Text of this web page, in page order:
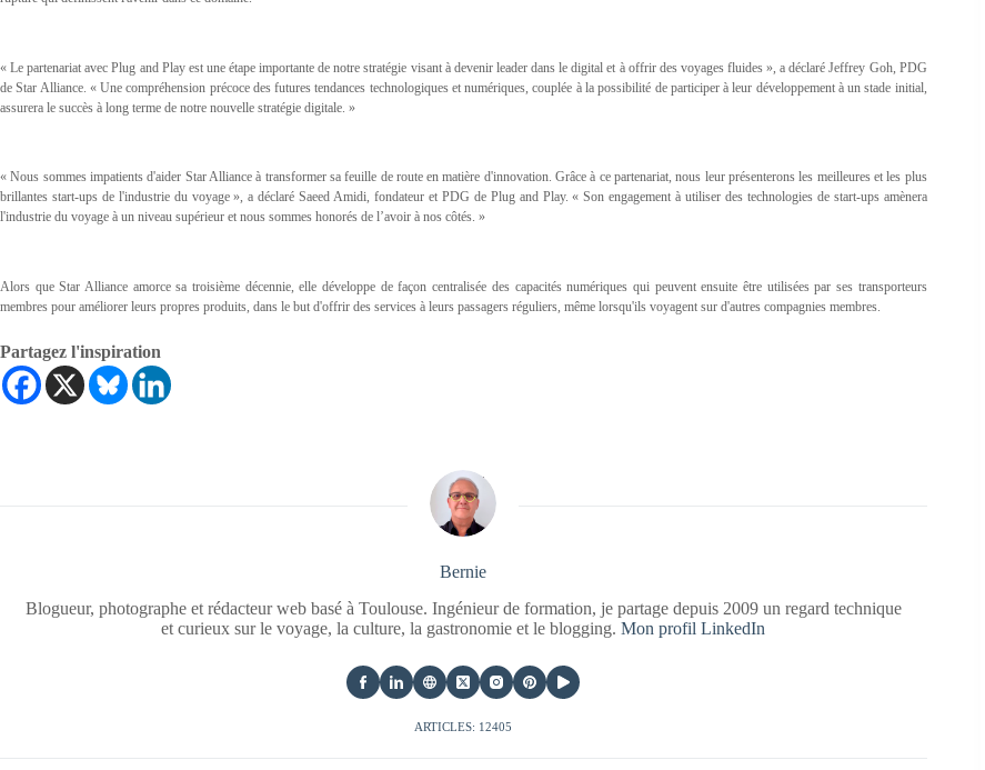
« Le partenariat avec Plug and Play est une étape importante de notre stratégie visant à devenir leader dans le digital et à offrir des voyages fluides », a déclaré Jeffrey Goh, PDG
de Star Alliance. « Une compréhension précoce des futures tendances technologiques et numériques, couplée à la possibilité de participer à leur développement à un stade initial,
assurera le succès à long terme de notre nouvelle stratégie digitale. »
« Nous sommes impatients d'aider Star Alliance à transformer sa feuille de route en matière d'innovation. Grâce à ce partenariat, nous leur présenterons les meilleures et les plus
brillantes start-ups de l'industrie du voyage », a déclaré Saeed Amidi, fondateur et PDG de Plug and Play. « Son engagement à utiliser des technologies de start-ups amènera
l'industrie du voyage à un niveau supérieur et nous sommes honorés de l’avoir à nos côtés. »
Alors que Star Alliance amorce sa troisième décennie, elle développe de façon centralisée des capacités numériques qui peuvent ensuite être utilisées par ses transporteurs
membres pour améliorer leurs propres produits, dans le but d'offrir des services à leurs passagers réguliers, même lorsqu'ils voyagent sur d'autres compagnies membres.
Partagez l'inspiration
Bernie
Blogueur, photographe et rédacteur web basé à Toulouse. Ingénieur de formation, je partage depuis 2009 un regard technique
et curieux sur le voyage, la culture, la gastronomie et le blogging.Mon profil LinkedIn
ARTICLES: 12405